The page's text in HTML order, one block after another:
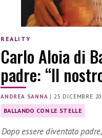
REALITY
Carlo Aloia di
padre: “Il
ANDREA SANNA |25 DICEMBRE
BALLANDO CON LE STELLE
Dopo essere diventato